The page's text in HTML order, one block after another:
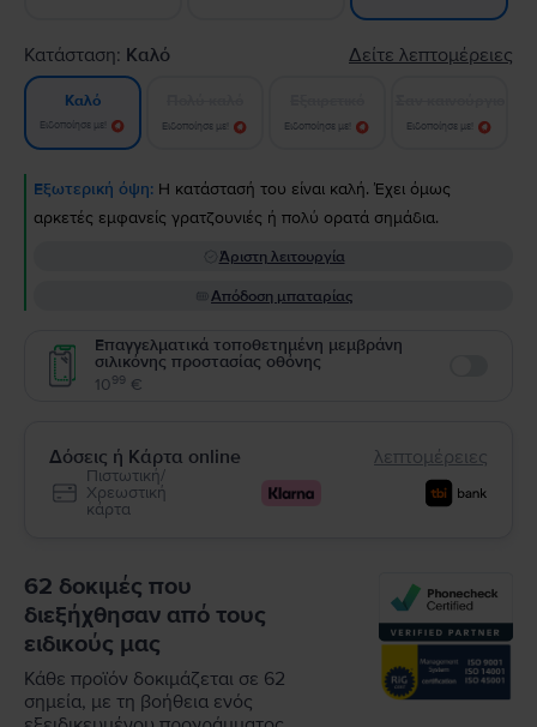
Κατάσταση: Καλό Δείτε λεπτομέρειες
Καλό
Ειδοποίησε με! Ειδοποίησε με! Ειδοποίησε με! Ειδοποίησε με!
Εξωτερική όψη: Η κατάστασή του είναι καλή. Έχει όμως
αρκετές εμφανείς γρατζουνιές ή πολύ ορατά σημάδια.
Άριστη λειτουργία
Απόδοση μπαταρίας
Επαγγελματικά τοποθετημένη μεμβράνη
σιλικόνης προστασίας οθόνης
1099 €
Δόσεις ή Κάρτα online λεπτομέρειες
Πιστωτική/
Χρεωστική
κάρτα
62 δοκιμές που
διεξήχθησαν από τους
ειδικούς μας
Κάθε προϊόν δοκιμάζεται σε 62
σημεία, με τη βοήθεια ενός